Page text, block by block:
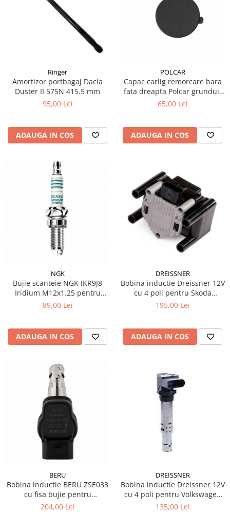
Cabluri si adaptoare telefoane
Echipamente Service
Incarcatoare telefoane mobile
Parasolare Auto
Produse curatare IT
Siguranta Rutiera
Stergatoare Auto
LED Omologat RAR
Auxiliare Halogen
Auxiliare LED
Adaptoare LED
Accesorii electronice auto
Camere Auto DVR
Senzori de Parcare
Odorizante Auto
Parfum Original
Parfum Auto
Odorizante grila
Ringer
Amortizor portbagaj Dacia
Duster II 575N 415.5 mm
95,00 Lei
ADAUGA IN COS
POLCAR
Capac carlig remorcare bara
fata dreapta Polcar grunduit
pentru VW Touareg 7P
65,00 Lei
ADAUGA IN COS
NGK
Bujie scanteie NGK IKR9J8
Iridium M12x1.25 pentru
Lancia Delta III 1.4
89,00 Lei
ADAUGA IN COS
DREISSNER
Bobina inductie Dreissner 12V
cu 4 poli pentru Skoda
Octavia I 1U2
195,00 Lei
ADAUGA IN COS
BERU
Bobina inductie BERU ZSE033
cu fisa bujie pentru
Volkswagen Passat B7 TSI
204,00 Lei
DREISSNER
Bobina inductie Dreissner 12V
cu 4 poli pentru Volkswagen
Scirocco III 1.4 TSI
135,00 Lei